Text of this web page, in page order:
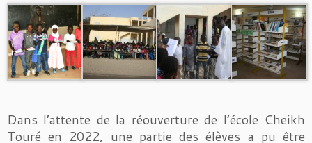
Dans l’attente de la réouverture de l’école Cheikh
Touré en 2022, une partie des élèves a pu être